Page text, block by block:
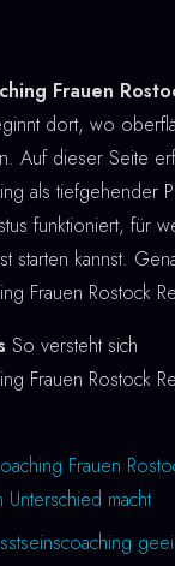
Frauen
dort, wo
Auf dieser Seite
als tiefgehender
funktioniert, für
starten kannst.
Frauen Rostock
So versteht sich
Frauen Rostock
Frauen
macht